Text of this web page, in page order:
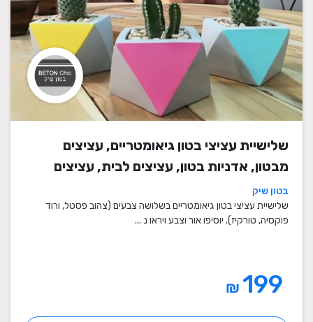
שלישיית עציצי בטון גיאומטריים, עציצים
מבטון, אדניות בטון, עציצים לבית, עציצים
מיוחדים, עציצים מעוצבים, עציצי מתנה,
מתנות לחגים
בטון שיק
שלישיית עציצי בטון גיאומטריים בשלושה צבעים (צהוב פסטל, ורוד
פוקסיה, טורקיז). יוסיפו אור וצבע ויראו נ ...
₪